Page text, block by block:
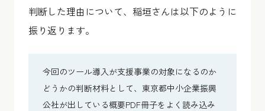
判断した理由について、稲垣さんは以下のように
振り返ります。
今回のツール導入が支援事業の対象になるのか
どうかの判断材料として、東京都中小企業振興
公社が出している概要PDF冊子をよく読み込み